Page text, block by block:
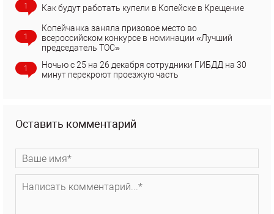
1 Как будут работать купели в Копейске в Крещение
1
Копейчанка заняла призовое место во
всероссийском конкурсе в номинации «Лучший
председатель ТОС»
1
Ночью с 25 на 26 декабря сотрудники ГИБДД на 30
минут перекроют проезжую часть
Оставить комментарий